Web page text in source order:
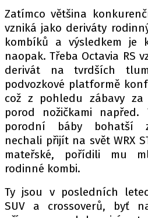
Zatímco většina
vzniká jako deriváty
kombíků a výsledkem je
naopak. Třeba Octavia RS
derivát na tvrdších
podvozkové platformě
což z pohledu zábavy za
porod nožičkami
porodní báby bohatší
nechali přijít na svět WRX
mateřské, pořídili mu
rodinné kombi.
Ty jsou v posledních
SUV a crossoverů, byť